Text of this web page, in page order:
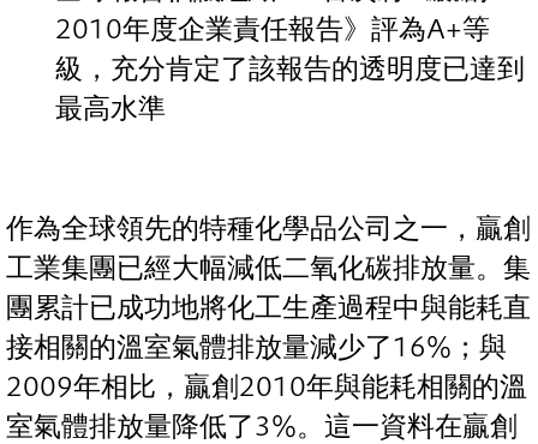
2010年度企業責任報告》評為A+等
級，充分肯定了該報告的透明度已達到
最高水準
作為全球領先的特種化學品公司之一，贏創
工業集團已經大幅減低二氧化碳排放量。集
團累計已成功地將化工生產過程中與能耗直
接相關的溫室氣體排放量減少了16%；與
2009年相比，贏創2010年與能耗相關的溫
室氣體排放量降低了3%。這一資料在贏創